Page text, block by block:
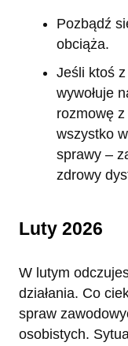
Pozbądź
obciąża.
Jeśli ktoś
wywołuje
rozmowę
wszystko
sprawy –
zdrowy
Luty 2026
W lutym
działania. Co
spraw
osobistych.